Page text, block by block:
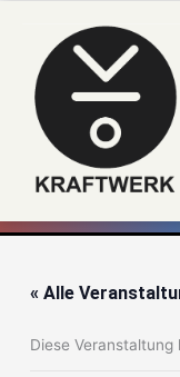
springen
« Alle
Diese